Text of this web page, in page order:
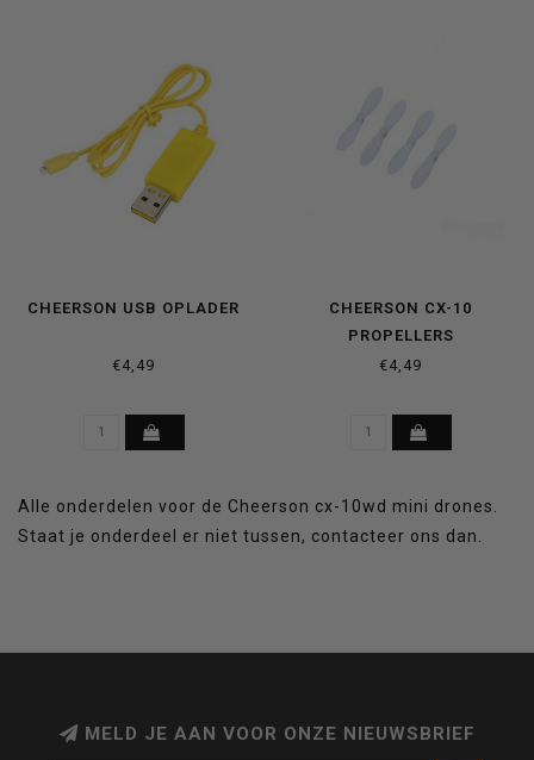
CHEERSON USB OPLADER
€4,49
CHEERSON CX-10
PROPELLERS
€4,49
Alle onderdelen voor de Cheerson cx-10wd mini drones.
Staat je onderdeel er niet tussen, contacteer ons dan.
MELD JE AAN VOOR ONZE NIEUWSBRIEF